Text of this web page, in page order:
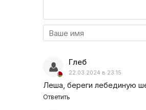
Глеб
22.03.2024 в 23:15
Леша, береги лебединую
Ответить